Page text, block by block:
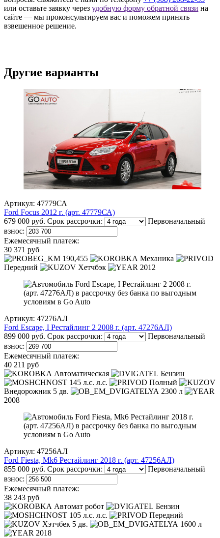
или оставьте заявку через удобную форму обратной связи на
сайте — мы проконсультируем вас и поможем принять
взвешенное решение.
Другие варианты
Артикул: 47779СА
Ford Focus 2012 г. (арт. 47779СА)
679 000 руб. Срок рассрочки:
Первоначальный
взнос:
Ежемесячный платеж:
30 371 руб
190,455
Механика
Передний
Хетчбэк 2012
Артикул: 47276АЛ
Ford Escape, I Рестайлинг 2 2008 г. (арт. 47276АЛ)
899 000 руб. Срок рассрочки:
Первоначальный
взнос:
Ежемесячный платеж:
40 211 руб
Автоматическая
Бензин
145 л.с. л.с.
Полный
Внедорожник 5 дв.
2300 л
2008
Артикул: 47256АЛ
Ford Fiesta, Mk6 Рестайлинг 2018 г. (арт. 47256АЛ)
855 000 руб. Срок рассрочки:
Первоначальный
взнос:
Ежемесячный платеж:
38 243 руб
Автомат робот
Бензин
105 л.с. л.с.
Передний
Хэтчбек 5 дв.
1600 л
2018